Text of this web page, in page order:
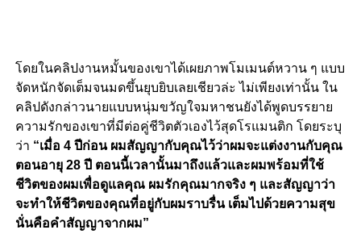
โดยในคลิปงานหมั้นของเขาได้เผยภาพโมเมนต์หวาน ๆ แบบ
จัดหนักจัดเต็มจนมดขึ้นยุบยิบเลยเชียวล่ะ ไม่เพียงเท่านั้น ใน
คลิปดังกล่าวนายแบบหนุ่มขวัญใจมหาชนยังได้พูดบรรยาย
ความรักของเขาที่มีต่อคู่ชีวิตตัวเองไว้สุดโรแมนติก โดยระบุ
ว่า “เมื่อ 4 ปีก่อน ผมสัญญากับคุณไว้ว่าผมจะแต่งงานกับคุณ
ตอนอายุ 28 ปี ตอนนี้เวลานั้นมาถึงแล้วและผมพร้อมที่ใช้
ชีวิตของผมเพื่อดูแลคุณ ผมรักคุณมากจริง ๆ และสัญญาว่า
จะทำให้ชีวิตของคุณที่อยู่กับผมราบรื่น เต็มไปด้วยความสุข
นั่นคือคำสัญญาจากผม”